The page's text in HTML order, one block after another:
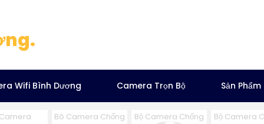
Wifi Bình Dương Camera Trọn Bộ Sản Phẩm
Bô Camera Chống
Bộ Camera Chống
Bộ Camera